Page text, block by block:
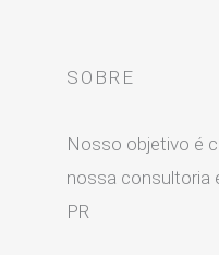
SOBRE
Nosso objetivo é
nossa consultoria
PR